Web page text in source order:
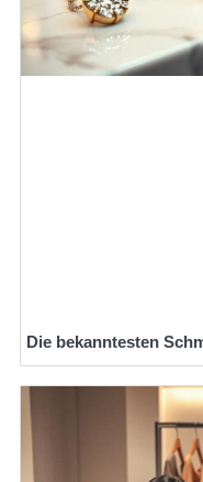
Die bekanntesten